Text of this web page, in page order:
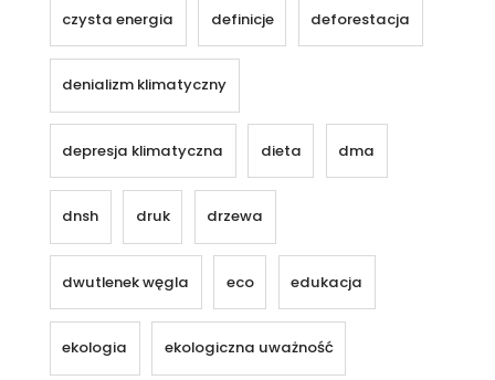
czysta energia definicje deforestacja
denializm klimatyczny
depresja klimatyczna dieta dma
dnsh druk drzewa
dwutlenek węgla eco edukacja
ekologia ekologiczna uważność